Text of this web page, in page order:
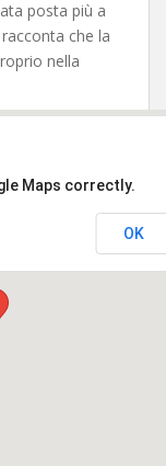
posta più a
che la
nella
Maps correctly.
OK